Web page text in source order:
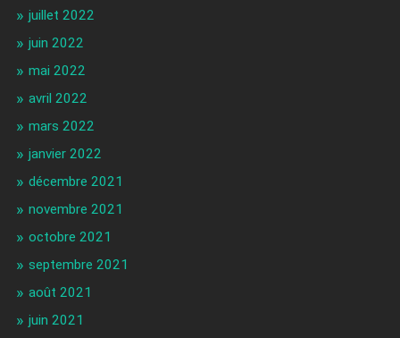
juillet 2022
juin 2022
mai 2022
avril 2022
mars 2022
janvier 2022
décembre 2021
novembre 2021
octobre 2021
septembre 2021
août 2021
juin 2021